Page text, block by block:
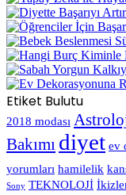
Etiket Bulutu
2018 modası
Bakımı diyet ev
yorumları hamilelik
Sony TEKNOLOJİ